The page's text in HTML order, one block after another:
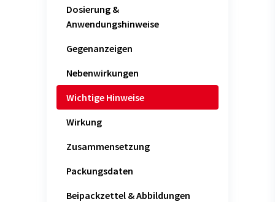
Dosierung &
Anwendungshinweise
Gegenanzeigen
Nebenwirkungen
Wichtige Hinweise
Wirkung
Zusammensetzung
Packungsdaten
Beipackzettel & Abbildungen